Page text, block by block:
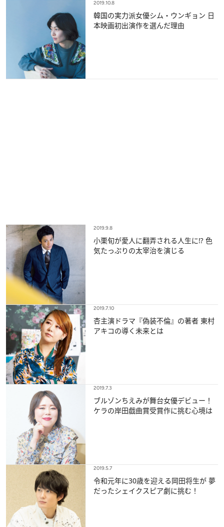
2019.10.8
韓国の実力派女優シム・ウンギョン 日
本映画初出演作を選んだ理由
2019.9.8
小栗旬が愛人に翻弄される人生に⁉ 色
気たっぷりの太宰治を演じる
2019.7.10
杏主演ドラマ『偽装不倫』の著者 東村
アキコの導く未来とは
2019.7.3
ブルゾンちえみが舞台女優デビュー！
ケラの岸田戯曲賞受賞作に挑む心境は
2019.5.7
令和元年に30歳を迎える岡田将生が 夢
だったシェイクスピア劇に挑む！